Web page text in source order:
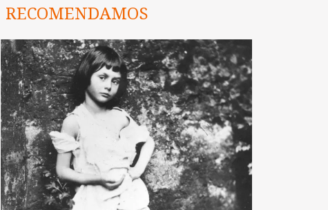
RECOMENDAMOS